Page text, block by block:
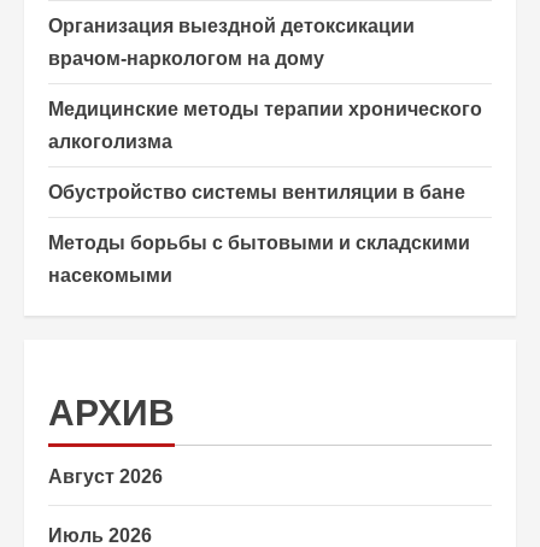
Организация выездной детоксикации
врачом-наркологом на дому
Медицинские методы терапии хронического
алкоголизма
Обустройство системы вентиляции в бане
Методы борьбы с бытовыми и складскими
насекомыми
АРХИВ
Август 2026
Июль 2026